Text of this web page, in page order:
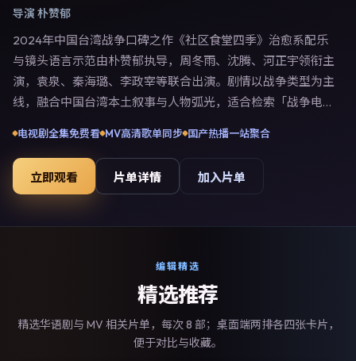
导演 朴赞郁
2024年中国台湾战争口碑之作《社区食堂四季》治愈系配乐
与镜头语言示范由朴赞郁执导，周冬雨、沈腾、河正宇领衔主
演，袁泉、秦海璐、李政宰等联合出演。剧情以战争类型为主
线，融合中国台湾本土叙事与人物弧光，适合检索「战争电影
完成中国台湾摄制与后期，同年季度档期内全渠道上线与二轮
放映。影片在节奏、摄影与配乐上强调沉浸体验，可作为片单
推荐、影评长文与专题策划的引用素材。
电视剧全集免费看 MV高清歌单同步 国产热播一站聚合
立即观看 片单详情 加入片单
编辑精选
精选推荐
精选华语剧与 MV 相关片单，每次 8 部；桌面端两排各四张卡片，
便于对比与收藏。